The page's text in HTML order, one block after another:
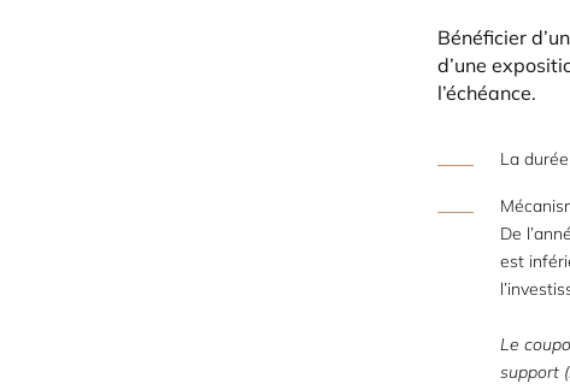
Bénéficier
d’une
l’échéance.
La
De
est
Le
support